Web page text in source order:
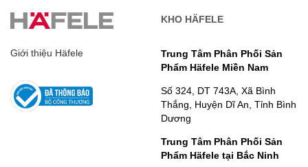
Giới thiệu Häfele
KHO HÄFELE
Trung Tâm Phân Phối Sản
Phẩm Häfele Miền Nam
Số 324, DT 743A, Xã Bình
Thắng, Huyện Dĩ An, Tỉnh Bình
Dương
Trung Tâm Phân Phối Sản
Phẩm Häfele tại Bắc Ninh